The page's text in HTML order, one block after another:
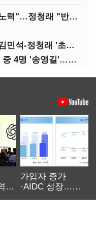
김민석 "경선갈등 완전 제로 노력"…정청래 "반명 공세 사과부터"
(정기여론조사)②당심·호남, 김민석-정청래 '초접전'
(정기여론조사)③2순위, 10명 중 4명 '송영길'…정청래 '한 자릿수'
대
가입자 증가
·AIDC 성장…